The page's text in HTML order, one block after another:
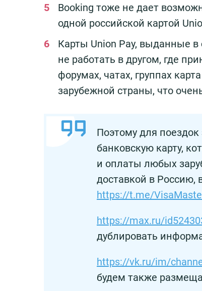
Booking тоже не дает
одной российской картой
Карты Union Pay, выданные в
не работать в другом, где
форумах, чатах, группах
зарубежной страны, что
Поэтому для
банковскую карту,
и оплаты любых
доставкой в Россию,
https://t.me/
https://max.ru/
дублировать
https://vk.ru/im/
будем также